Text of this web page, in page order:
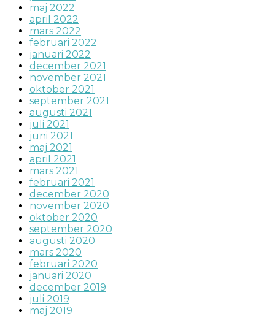
maj 2022
april 2022
mars 2022
februari 2022
januari 2022
december 2021
november 2021
oktober 2021
september 2021
augusti 2021
juli 2021
juni 2021
maj 2021
april 2021
mars 2021
februari 2021
december 2020
november 2020
oktober 2020
september 2020
augusti 2020
mars 2020
februari 2020
januari 2020
december 2019
juli 2019
maj 2019